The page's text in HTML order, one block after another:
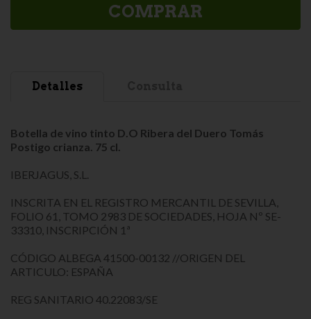
COMPRAR
Detalles
Botella de vino tinto D.O Ribera del Duero Tomás
Postigo crianza. 75 cl.
IBERJAGUS, S.L.
INSCRITA EN EL REGISTRO MERCANTIL DE SEVILLA,
FOLIO 61, TOMO 2983 DE SOCIEDADES, HOJA Nº SE-
33310, INSCRIPCIÓN 1ª
CÓDIGO ALBEGA 41500-00132 //ORIGEN DEL
ARTICULO: ESPAÑA
REG SANITARIO 40.22083/SE